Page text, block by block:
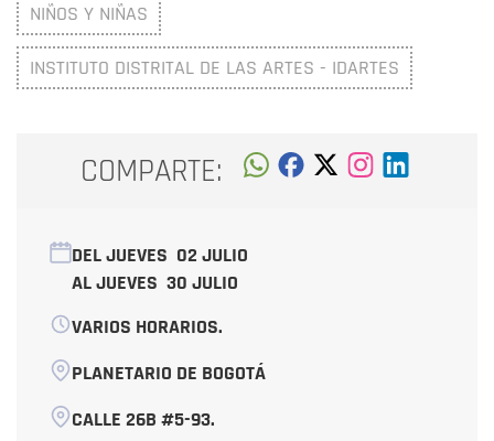
NIÑOS Y NIÑAS
INSTITUTO DISTRITAL DE LAS ARTES - IDARTES
COMPARTE:
DEL JUEVES 02 JULIO
AL JUEVES 30 JULIO
VARIOS HORARIOS.
PLANETARIO DE BOGOTÁ
CALLE 26B #5-93.